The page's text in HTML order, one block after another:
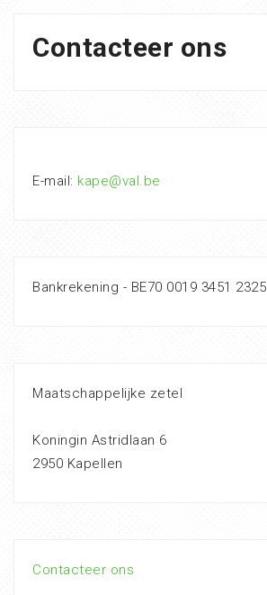
Contacteer ons
E-mail: kape@val.be
Bankrekening - BE70 0019 3451 2325
Maatschappelijke zetel
Koningin Astridlaan 6
2950 Kapellen
Contacteer ons